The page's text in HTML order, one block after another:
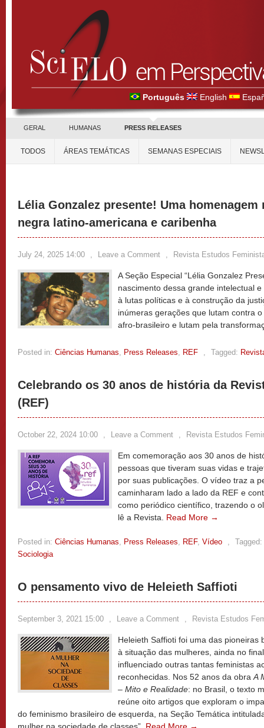
Português English
GERAL HUMANAS PRESS RELEASES
TODOS ÁREAS TEMÁTICAS SEMANAS ESPECIAIS
Lélia Gonzalez presente! Uma
negra latino-americana e caribenha
July 24, 2025 14:00 , Leave a Comment , Revista Estudos
A Seção Especial “Lélia Gonzalez
nascimento dessa grande intelectual
à lutas políticas e à construção da
inúmeras gerações que lutam contra
afro-brasileiro e lutam pela
Posted in: Ciências Humanas, Press Releases, REF , Tagged:
Celebrando os 30 anos de história da
(REF)
October 22, 2024 10:00 , Leave a Comment , Revista Estudos
Em comemoração aos 30 anos de
pessoas que tiveram suas vidas e
por suas publicações. O vídeo traz a
caminharam lado a lado da REF e
como periódico científico, trazendo o
lê a Revista. Read More →
Posted in: Ciências Humanas, Press Releases, REF, Vídeo ,
Tagged:
Sociologia
O pensamento vivo de Heleieth Saffioti
September 3, 2021 15:00 , Leave a Comment , Revista Estudos
Heleieth Saffioti foi uma das pioneiras
à situação das mulheres, ainda no
influenciado outras tantas feministas
reconhecidas. Nos 52 anos da obra A
– Mito e Realidade: no Brasil, o texto
reúne oito artigos que exploram o
do feminismo brasileiro de esquerda, na Seção Temática